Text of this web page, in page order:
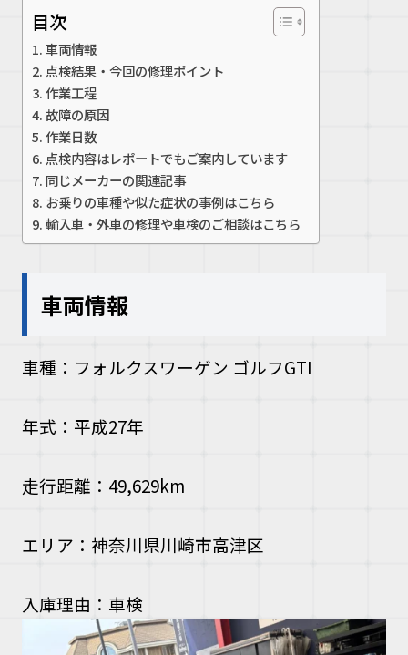
目次
車両情報
点検結果・今回の修理ポイント
作業工程
故障の原因
作業日数
点検内容はレポートでもご案内しています
同じメーカーの関連記事
お乗りの車種や似た症状の事例はこちら
輸入車・外車の修理や車検のご相談はこちら
車両情報
車種：フォルクスワーゲン ゴルフGTI
年式：平成27年
走行距離：49,629km
エリア：神奈川県川崎市高津区
入庫理由：車検